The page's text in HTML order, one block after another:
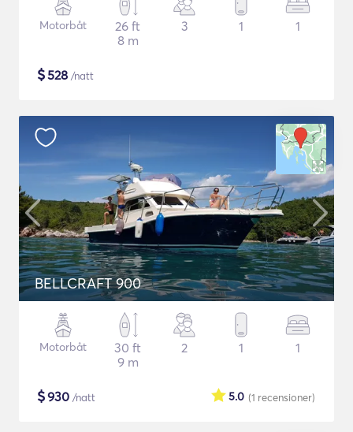
Motorbåt
26 ft
8 m
3 1 1
$528 /natt
BELLCRAFT 900
Motorbåt
30 ft
9 m
2 1 1
$930 /natt (1 recensioner)
5.0